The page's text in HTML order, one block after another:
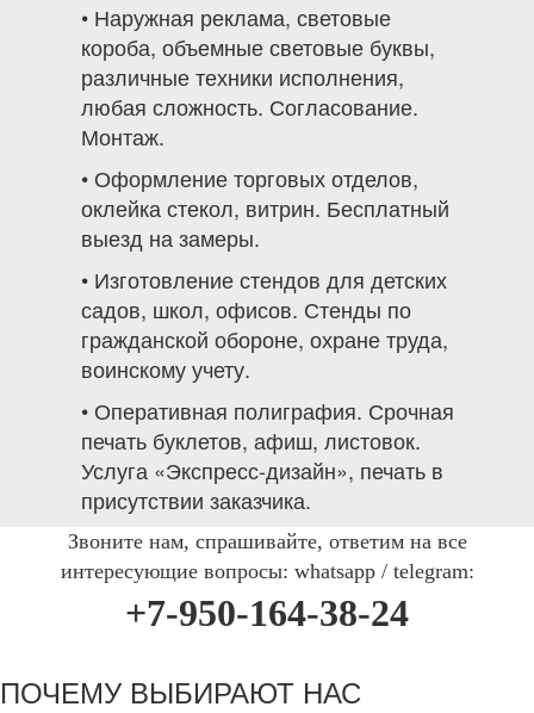
• Наружная реклама, световые
короба, объемные световые буквы,
различные техники исполнения,
любая сложность. Согласование.
Монтаж.
• Оформление торговых отделов,
оклейка стекол, витрин. Бесплатный
выезд на замеры.
• Изготовление стендов для детских
садов, школ, офисов. Стенды по
гражданской обороне, охране труда,
воинскому учету.
• Оперативная полиграфия. Срочная
печать буклетов, афиш, листовок.
Услуга «Экспресс-дизайн», печать в
присутствии заказчика.
Звоните нам, спрашивайте, ответим на все
интересующие вопросы: whatsapp / telegram:
+7-950-164-38-24
ПОЧЕМУ ВЫБИРАЮТ НАС